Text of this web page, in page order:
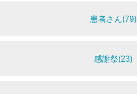
患者さん(79)
感謝祭(23)